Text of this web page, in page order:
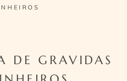
DE GRAVIDAS